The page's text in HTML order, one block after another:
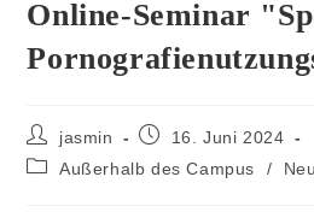
Online-Seminar
jasmin
16. Juni 2024
Außerhalb des Campus
/